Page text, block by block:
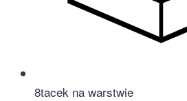
8tacek na warstwie